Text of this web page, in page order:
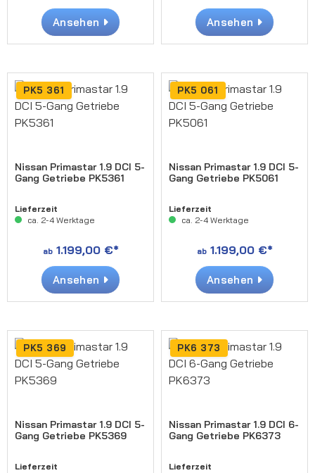
Ansehen Ansehen
PK5 361
Nissan Primastar 1.9 DCI 5-
Gang Getriebe PK5361
Lieferzeit
ca. 2-4 Werktage
ab1.199,00 €*
Ansehen
PK5 061
Nissan Primastar 1.9 DCI 5-
Gang Getriebe PK5061
Lieferzeit
ca. 2-4 Werktage
ab1.199,00 €*
Ansehen
PK5 369
Nissan Primastar 1.9 DCI 5-
Gang Getriebe PK5369
Lieferzeit
PK6 373
Nissan Primastar 1.9 DCI 6-
Gang Getriebe PK6373
Lieferzeit